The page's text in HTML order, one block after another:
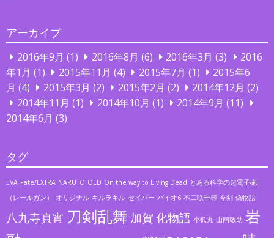
アーカイブ
2016年9月 (1) 2016年8月 (6) 2016年3月 (3)
2016
年1月 (1) 2015年11月 (4) 2015年7月 (1)
2015年6
月 (4) 2015年3月 (2) 2015年2月 (2) 2014年12月 (2)
2014年11月 (1) 2014年10月 (1) 2014年9月 (11)
2014年6月 (3)
タグ
EVA Fate/EXTRA NARUTO OLD On the way to Living Dead とある科学の超電子砲
（レールガン）
オリジナル キルラキル セイバー バイオ6 不二咲千尋 今剣 偽物語
八九寺真宵 刀剣乱舞 加賀化物語 小狐丸 山南敬助 岩